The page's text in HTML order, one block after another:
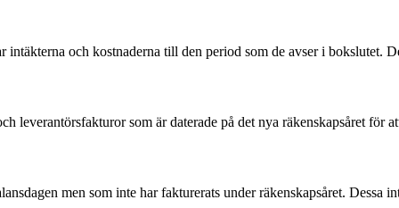
och kostnaderna till den period som de avser i bokslutet.
leverantörsfakturor som är daterade på det nya räkenskapsåret för
men som inte har fakturerats under räkenskapsåret. Dessa